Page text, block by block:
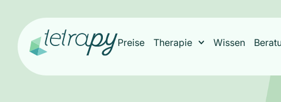
Preise Therapie Wissen